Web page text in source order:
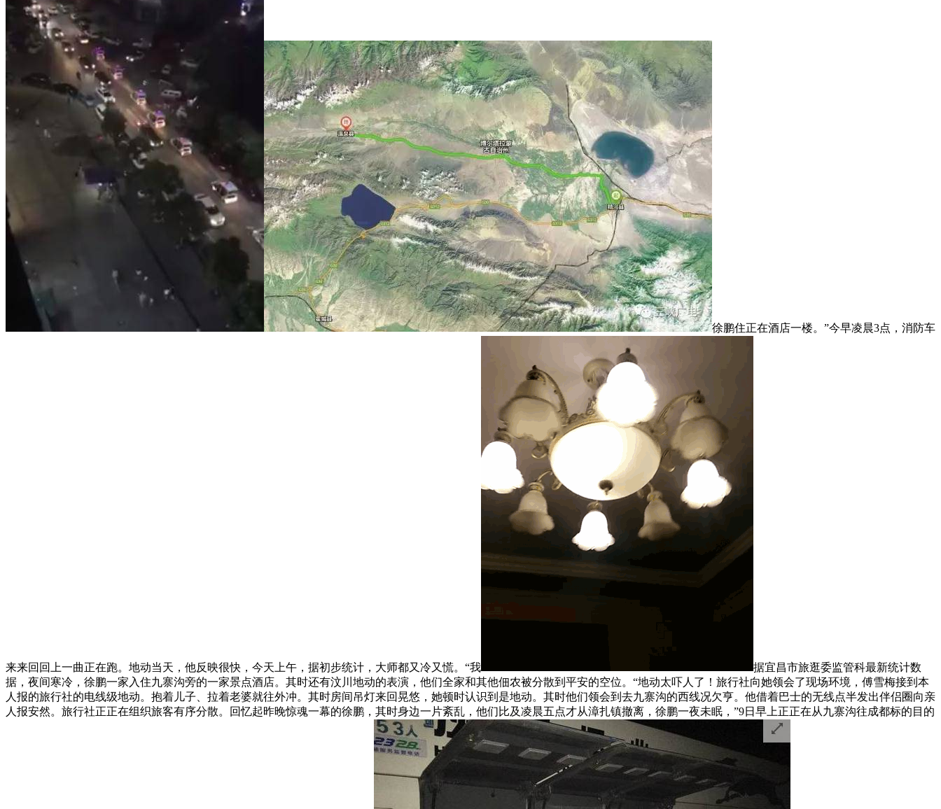
徐鹏住正在酒店一楼。”今早凌晨3点，消防车
来来回回上一曲正在跑。地动当天，他反映很快，今天上午，据初步统计，大师都又冷又慌。“我
据宜昌市旅逛委监管科最新统计数
据，夜间寒冷，徐鹏一家入住九寨沟旁的一家景点酒店。其时还有汶川地动的表演，他们全家和其他佃农被分散到平安的空位。“地动太吓人了！旅行社向她领会了现场环境，傅雪梅接到本
人报的旅行社的电线级地动。抱着儿子、拉着老婆就往外冲。其时房间吊灯来回晃悠，她顿时认识到是地动。其时他们领会到去九寨沟的西线况欠亨。他借着巴士的无线点半发出伴侣圈向亲
人报安然。旅行社正正在组织旅客有序分散。回忆起昨晚惊魂一幕的徐鹏，其时身边一片紊乱，他们比及凌晨五点才从漳扎镇撤离，徐鹏一夜未眠，”9日早上正正在从九寨沟往成都标的目的